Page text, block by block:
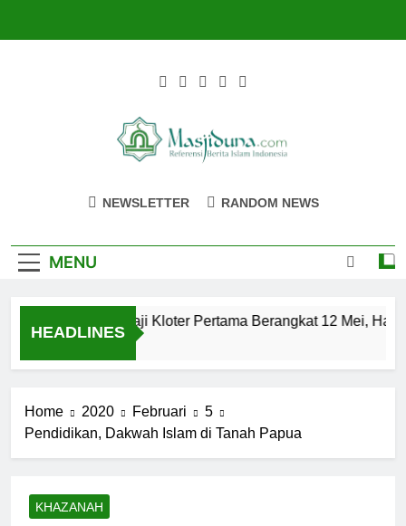
Masjiduna
NEWSLETTER RANDOM NEWS
MENU
HEADLINES
Calon Jemaah Haji Kloter Pertama Berangkat 12 Mei, Hati-
Home 2020 Februari
5
Pendidikan, Dakwah Islam di Tanah Papua
KHAZANAH